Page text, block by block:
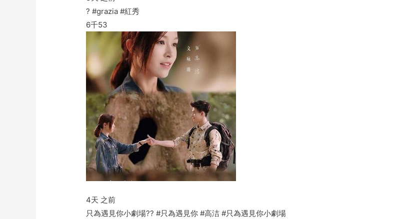
? #grazia #紅秀
6千53
4天 之前
只為遇見你小劇場?? #只為遇見你 #高洁 #只為遇見你小劇場